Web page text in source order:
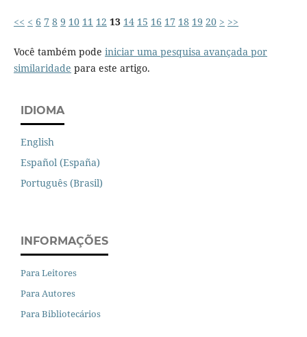
<< < 6 7 8 9 10 11 12 13 14 15 16 17 18 19 20 > >>
Você também pode iniciar uma pesquisa avançada por
similaridade para este artigo.
IDIOMA
English
Español (España)
Português (Brasil)
INFORMAÇÕES
Para Leitores
Para Autores
Para Bibliotecários